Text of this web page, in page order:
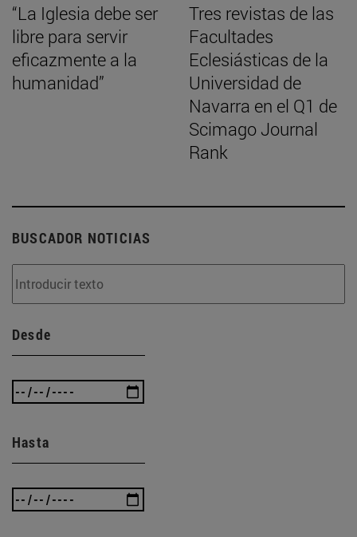
“La Iglesia debe ser
libre para servir
eficazmente a la
humanidad”
Tres revistas de las
Facultades
Eclesiásticas de la
Universidad de
Navarra en el Q1 de
Scimago Journal
Rank
BUSCADOR NOTICIAS
Desde
Hasta